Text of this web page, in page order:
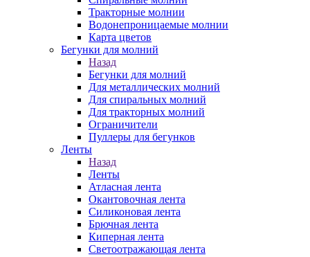
Тракторные молнии
Водонепроницаемые молнии
Карта цветов
Бегунки для молний
Назад
Бегунки для молний
Для металлических молний
Для спиральных молний
Для тракторных молний
Ограничители
Пуллеры для бегунков
Ленты
Назад
Ленты
Атласная лента
Окантовочная лента
Силиконовая лента
Брючная лента
Киперная лента
Светоотражающая лента